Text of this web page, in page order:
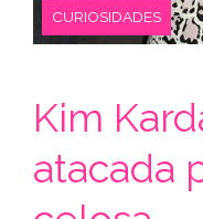
CURIOSIDADES
Kim
atacada